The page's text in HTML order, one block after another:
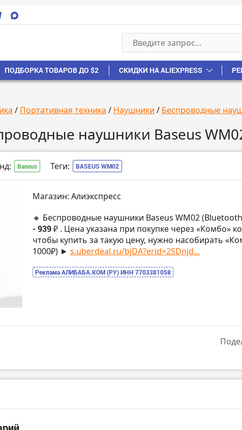
ПОДБОРКА ТОВАРОВ ДО $2 СКИДКИ НА ALIEXPRESS
/ Портативная техника / Наушники / Беспроводные
наушники Baseus
Baseus Теги: BASEUS WM02
Магазин: Алиэкспресс
🔸 Беспроводные наушники Baseus WM02
- 939 ₽ . Цена указана при покупке через «Комбо»
чтобы купить за такую цену, нужно насобирать
1000₽) ► s.uberdeal.ru/bjDA?erid=2SDnjd...
Реклама АЛИБАБА.КОМ (РУ) ИНН 7703381058